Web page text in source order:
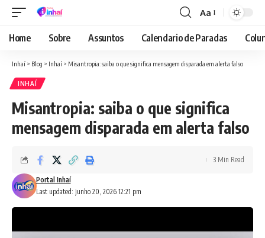
Font
Resizer
Aa
Home Sobre Assuntos Calendario de Paradas
Inhaí > Blog > Inhaí > Misantropia: saiba o que significa mensagem disparada em alerta falso
INHAÍ
Misantropia: saiba o que significa
mensagem disparada em alerta falso
Last updated: junho 20, 2026 12:21 pm
Portal Inhaí
3 Min Read